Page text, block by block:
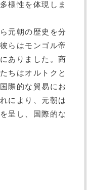
様性を体現しま
元朝の歴史を分
らはモンゴル帝
ありました。商
ちはオルトクと
際的な貿易にお
により、元朝は
呈し、国際的な